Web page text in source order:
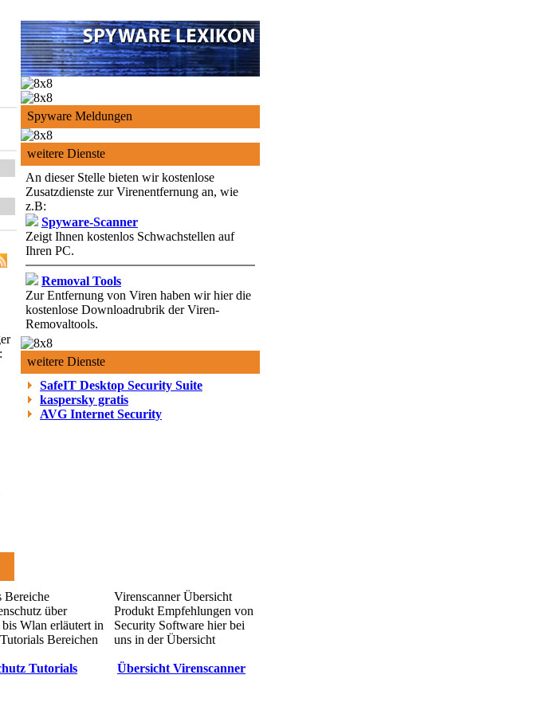
Spyware Meldungen
weitere Dienste
An dieser Stelle bieten wir kostenlose
Zusatzdienste zur Virenentfernung an, wie
z.B:
Spyware-Scanner
Zeigt Ihnen kostenlos Schwachstellen auf
Ihren PC.
Removal Tools
Zur Entfernung von Viren haben wir hier die
kostenlose Downloadrubrik der Viren-
Removaltools.
weitere Dienste
SafeIT Desktop Security Suite
kaspersky gratis
AVG Internet Security
Bereiche
über
Wlan erläutert in
Bereichen
Tutorials
Virenscanner Übersicht
Produkt Empfehlungen von
Security Software hier bei
uns in der Übersicht
Übersicht Virenscanner